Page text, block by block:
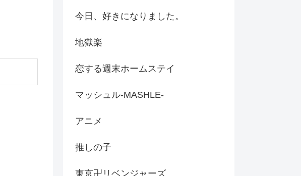
今日、好きになりました。
地獄楽
恋する週末ホームステイ
マッシュル-MASHLE-
アニメ
推しの子
東京卍リベンジャーズ